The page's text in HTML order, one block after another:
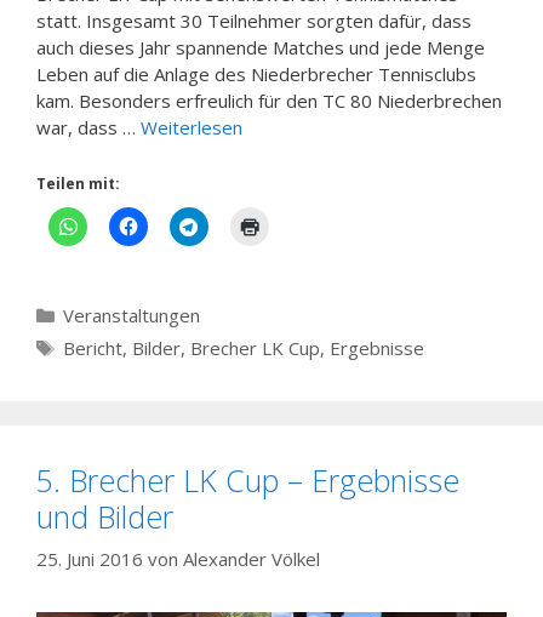
statt. Insgesamt 30 Teilnehmer sorgten dafür, dass
auch dieses Jahr spannende Matches und jede Menge
Leben auf die Anlage des Niederbrecher Tennisclubs
kam. Besonders erfreulich für den TC 80 Niederbrechen
war, dass … Weiterlesen
Teilen mit:
Kategorien
Veranstaltungen
Schlagwörter
Bericht, Bilder, Brecher LK Cup, Ergebnisse
5. Brecher LK Cup – Ergebnisse
und Bilder
25. Juni 2016 von Alexander Völkel